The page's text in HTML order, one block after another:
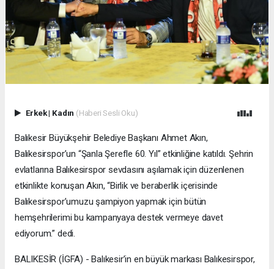
Erkek| Kadın (Haberi Sesli Oku)
Balıkesir Büyükşehir Belediye Başkanı Ahmet Akın,
Balıkesirspor’un “Şanla Şerefle 60. Yıl” etkinliğine katıldı. Şehrin
evlatlarına Balıkesirspor sevdasını aşılamak için düzenlenen
etkinlikte konuşan Akın, “Birlik ve beraberlik içerisinde
Balıkesirspor’umuzu şampiyon yapmak için bütün
hemşehrilerimi bu kampanyaya destek vermeye davet
ediyorum.” dedi.
BALIKESİR (İGFA) - Balıkesir’in en büyük markası Balıkesirspor,